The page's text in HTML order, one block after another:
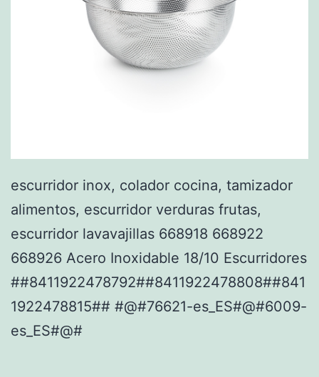
escurridor inox, colador cocina, tamizador
alimentos, escurridor verduras frutas,
escurridor lavavajillas 668918 668922
668926 Acero Inoxidable 18/10 Escurridores
##8411922478792##8411922478808##841
1922478815## #@#76621-es_ES#@#6009-
es_ES#@#